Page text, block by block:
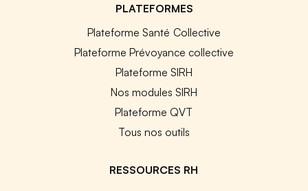
PLATEFORMES
Plateforme Santé Collective
Plateforme Prévoyance collective
Plateforme SIRH
Nos modules SIRH
Plateforme QVT
Tous nos outils
RESSOURCES RH